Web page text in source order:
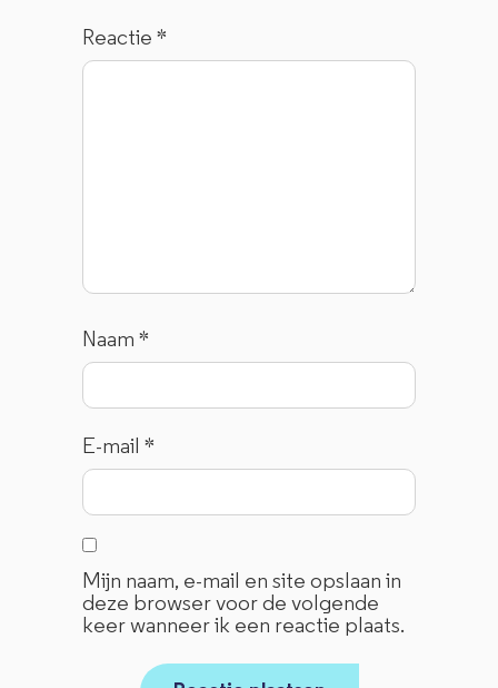
Reactie*
Naam*
E-mail*
Mijn naam, e-mail en site opslaan in
deze browser voor de volgende
keer wanneer ik een reactie plaats.